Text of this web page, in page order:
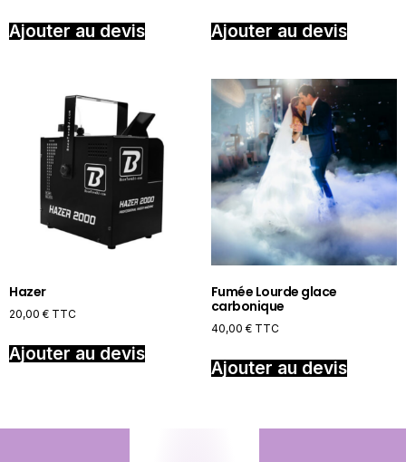
Ajouter au devis Ajouter au devis
Hazer
20,00 € TTC
Ajouter au devis
Fumée Lourde glace
carbonique
40,00 € TTC
Ajouter au devis